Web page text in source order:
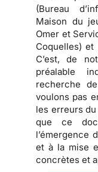
(Bureau
Maison du
Omer et
Coquelles)
C’est, de
préalable
recherche
voulons pas
les erreurs
que ce
l’émergence
et à la mise
concrètes et